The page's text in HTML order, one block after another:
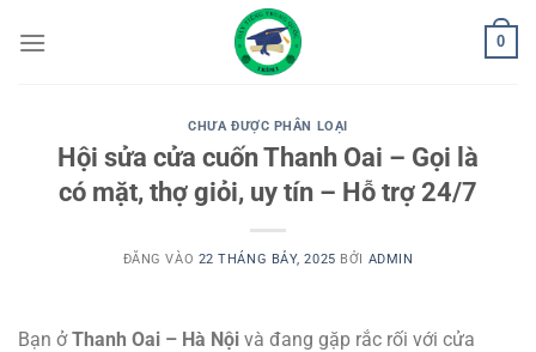
qua
0
CHƯA ĐƯỢC PHÂN LOẠI
Hội sửa cửa cuốn Thanh Oai – Gọi là
có mặt, thợ giỏi, uy tín – Hỗ trợ 24/7
ĐĂNG VÀO 22 THÁNG BẢY, 2025 BỞI ADMIN
Bạn ởThanh Oai – Hà Nội và đang gặp rắc rối với cửa